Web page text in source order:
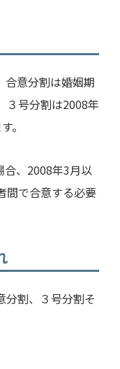
合意分割は婚姻期
３号分割は2008年
。
、 2008年3月以
間で合意する必要
分割、３号分割そ